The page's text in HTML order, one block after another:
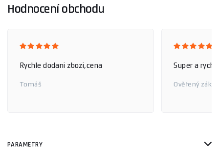
Hodnocení obchodu
Rychle dodani zbozi,cena
Tomáš
Super a
Ověřený
PARAMETRY